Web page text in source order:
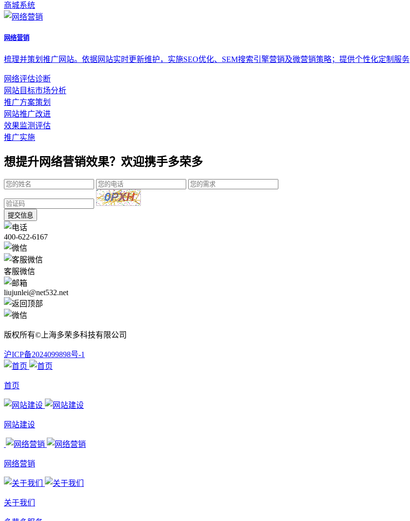
商城系统
网络营销
梳理并策划推广网站。依据网站实时更新维护，实施SEO优化、SEM搜索引擎营销及微营销策略；提供个性化定制服务
网络评估诊断
网站目标市场分析
推广方案策划
网站推广改进
效果监测评估
推广实施
想提升网络营销效果？欢迎携手多荣多
提交信息
400-622-6167
客服微信
liujunlei@net532.net
版权所有©上海多荣多科技有限公司
沪ICP备2024099898号-1
首页
网站建设
网络营销
关于我们